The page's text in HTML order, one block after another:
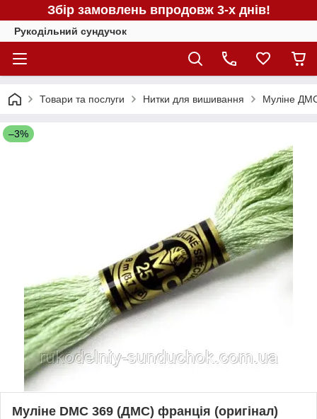
Збір замовлень впродовж 3-х днів!
Рукодільний сундучок
Товари та послуги Нитки для вишивання Муліне
–3%
Муліне DMC 369 (ДМС) франція (оригінал)